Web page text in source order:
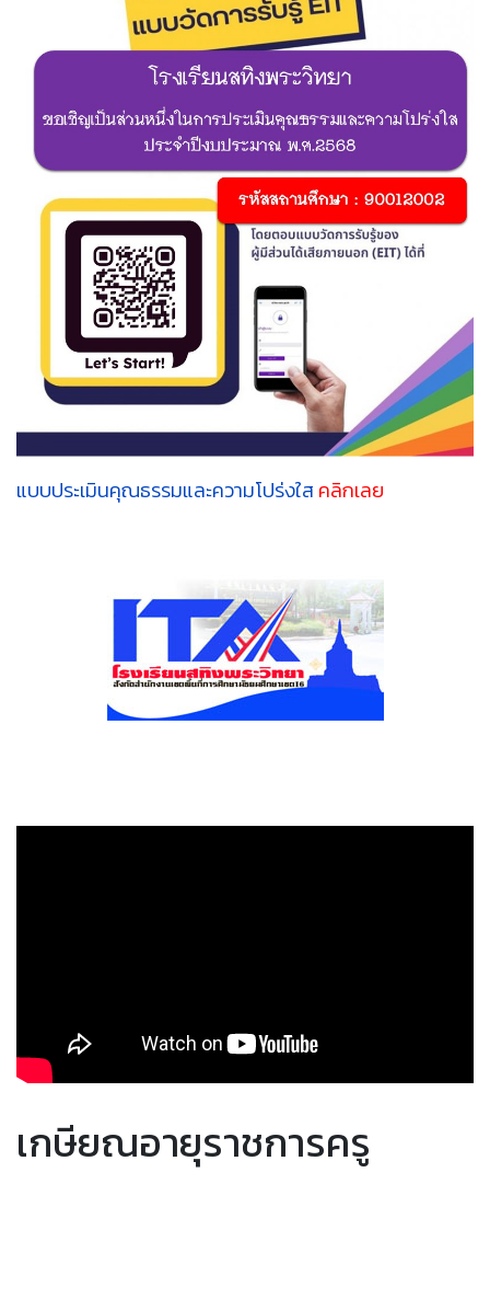
แบบประเมินคุณธรรมและความโปร่งใส คลิกเลย
เกษียณอายุราชการครู